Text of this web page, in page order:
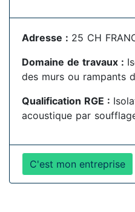
Adresse : 25 CH
Domaine de travaux :
des murs ou rampants
Qualification RGE :
acoustique par
C'est mon entreprise